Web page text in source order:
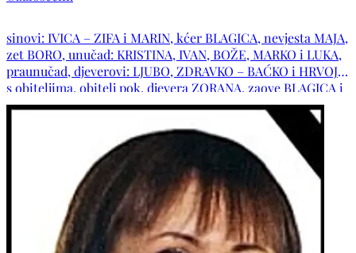
sinovi: IVICA – ZIFA i MARIN, kćer BLAGICA, nevjesta MAJA,
zet BORO, unučad: KRISTINA, IVAN, BOŽE, MARKO i LUKA,
praunučad, djeverovi: LJUBO, ZDRAVKO – BAĆKO i HRVOJE
s obiteljima, obitelj pok. djevera ZORANA, zaove BLAGICA i
GRACIJA s obiteljima, ujna DRAGICA s obitelji obitelji:
IVANKOVIĆ, KOŽUL, SOLDO, MIKULIĆ, ŠIMIĆ, UDOVIČIĆ te
ostala mnogobrojna rodbina, kumovi i prijatelji.